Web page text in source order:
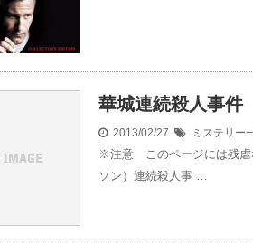
華城連続殺人事件
2013/02/27 ミステリー
※注意 このページには残虐
ソン）連続殺人事 …